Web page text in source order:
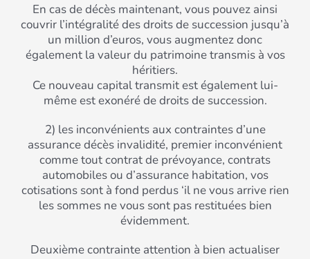
En cas de décès maintenant, vous pouvez ainsi
couvrir l’intégralité des droits de succession jusqu’à
un million d’euros, vous augmentez donc
également la valeur du patrimoine transmis à vos
héritiers.
Ce nouveau capital transmit est également lui-
même est exonéré de droits de succession.
2) les inconvénients aux contraintes d’une
assurance décès invalidité, premier inconvénient
comme tout contrat de prévoyance, contrats
automobiles ou d’assurance habitation, vos
cotisations sont à fond perdus ‘il ne vous arrive rien
les sommes ne vous sont pas restituées bien
évidemment.
Deuxième contrainte attention à bien actualiser